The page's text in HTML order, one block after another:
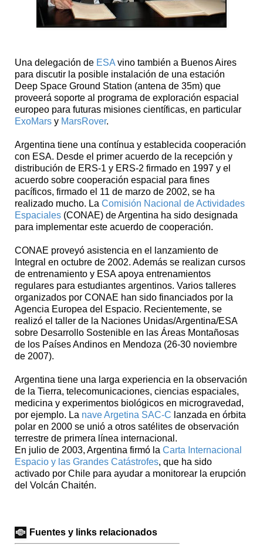
Una delegación de ESA vino también a Buenos Aires
para discutir la posible instalación de una estación
Deep Space Ground Station (antena de 35m) que
proveerá soporte al programa de exploración espacial
europeo para futuras misiones científicas, en particular
ExoMars y MarsRover.
Argentina tiene una contínua y establecida cooperación
con ESA. Desde el primer acuerdo de la recepción y
distribución de ERS-1 y ERS-2 firmado en 1997 y el
acuerdo sobre cooperación espacial para fines
pacíficos, firmado el 11 de marzo de 2002, se ha
realizado mucho. La Comisión Nacional de Actividades
Espaciales (CONAE) de Argentina ha sido designada
para implementar este acuerdo de cooperación.
CONAE proveyó asistencia en el lanzamiento de
Integral en octubre de 2002. Además se realizan cursos
de entrenamiento y ESA apoya entrenamientos
regulares para estudiantes argentinos. Varios talleres
organizados por CONAE han sido financiados por la
Agencia Europea del Espacio. Recientemente, se
realizó el taller de la Naciones Unidas/Argentina/ESA
sobre Desarrollo Sostenible en las Áreas Montañosas
de los Países Andinos en Mendoza (26-30 noviembre
de 2007).
Argentina tiene una larga experiencia en la observación
de la Tierra, telecomunicaciones, ciencias espaciales,
medicina y experimentos biológicos en microgravedad,
por ejemplo. La nave Argetina SAC-C lanzada en órbita
polar en 2000 se unió a otros satélites de observación
terrestre de primera línea internacional.
En julio de 2003, Argentina firmó la Carta Internacional
Espacio y las Grandes Catástrofes, que ha sido
activado por Chile para ayudar a monitorear la erupción
del Volcán Chaitén.
Fuentes y links relacionados